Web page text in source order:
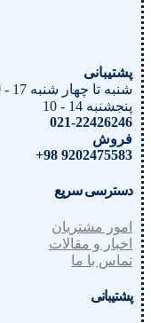
پشتیبانی
شنبه تا چهار شنبه 17 - 10
پنجشنبه 14 - 10
021-22426246
فروش
9202475583 98+
دسترسی سریع
امور مشتریان
اخبار و مقالات
تماس با ما
پشتیبانی